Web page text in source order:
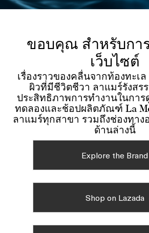
ขอบคุณ สำหรับกา
เว็บไซต์
เรื่องราวของคลื่นจากท้องทะเ
ผิวที่มีชีวิตชีวา ลาแมร์รังสร
ประสิทธิภาพการทำงานในการ
ทดลองและช้อปผลิตภัณฑ์ La
ลาแมร์ทุกสาขา รวมถึงช่องทาง
ด้านล่างนี้
Explore the Brand
Shop on Lazada